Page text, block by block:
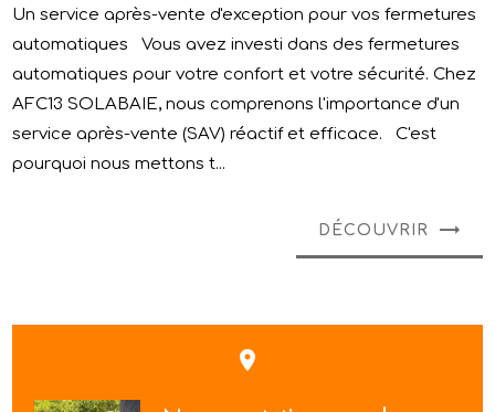
Un service après-vente d'exception pour vos fermetures
automatiques Vous avez investi dans des fermetures
automatiques pour votre confort et votre sécurité. Chez
AFC13 SOLABAIE, nous comprenons l'importance d'un
service après-vente (SAV) réactif et efficace. C'est
pourquoi nous mettons t...
DÉCOUVRIR
place